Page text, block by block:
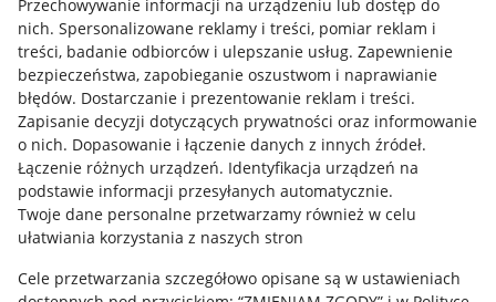
Przechowywanie informacji na urządzeniu lub dostęp do
nich. Spersonalizowane reklamy i treści, pomiar reklam i
treści, badanie odbiorców i ulepszanie usług. Zapewnienie
bezpieczeństwa, zapobieganie oszustwom i naprawianie
błędów. Dostarczanie i prezentowanie reklam i treści.
Zapisanie decyzji dotyczących prywatności oraz informowanie
o nich. Dopasowanie i łączenie danych z innych źródeł.
Łączenie różnych urządzeń. Identyfikacja urządzeń na
podstawie informacji przesyłanych automatycznie.
Twoje dane personalne przetwarzamy również w celu
ułatwiania korzystania z naszych stron
Cele przetwarzania szczegółowo opisane są w ustawieniach
Mapa miejscowości
Informacje prawne
Regulamin
Polityka plików "cookies"
Ustawienia plików "cookies"
Udostępnianie lokalizacji
Informacje dla Aktu o Usługach Cyfrowych